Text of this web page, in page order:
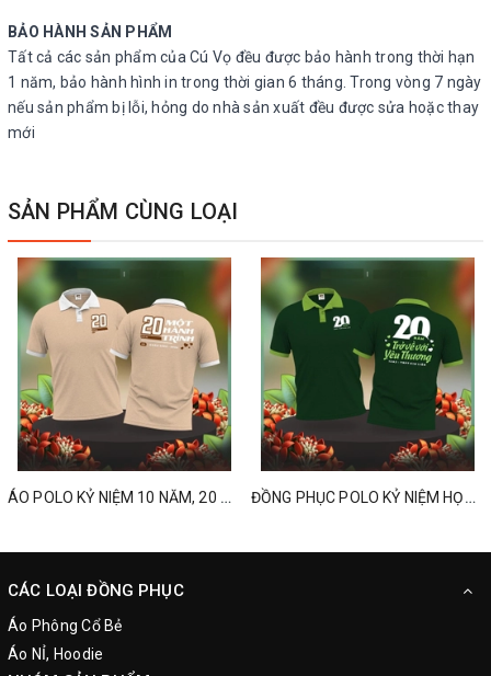
BẢO HÀNH SẢN PHẨM
Tất cả các sản phẩm của Cú Vọ đều được bảo hành trong thời hạn
1 năm, bảo hành hình in trong thời gian 6 tháng. Trong vòng 7 ngày
nếu sản phẩm bị lỗi, hỏng do nhà sản xuất đều được sửa hoặc thay
mới
SẢN PHẨM CÙNG LOẠI
ÁO POLO KỶ NIỆM 10 NĂM, 20 NĂM, 30 NĂM, 40 NĂM HỌP LỚP ĐỒNG PHỤC POLO KỶ NIỆM HỌP LỚP 10 NĂM, 20 NĂM, 30 NĂM, 40 NĂM
CÁC LOẠI ĐỒNG PHỤC
Áo Phông Cổ Bẻ
Áo NỈ, Hoodie